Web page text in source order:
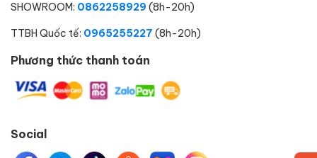
SHOWROOM: 0862258929 (8h-20h)
TTBH Quốc tế: 0965255227 (8h-20h)
Phương thức thanh toán
Social